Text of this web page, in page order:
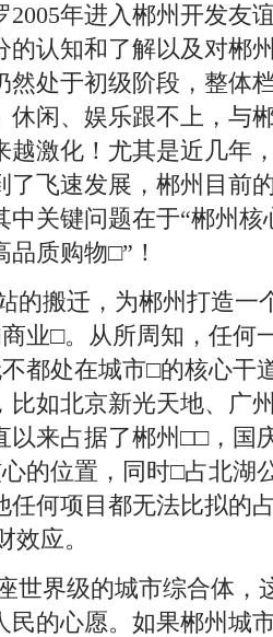
2005年进入郴州开发友
的认知和了解以及对郴
然处于初级阶段，整体
休闲、娱乐跟不上，与
越激化！尤其是近几年
了飞速发展，郴州目前
中关键问题在于“郴州
质购物□”！
的搬迁，为郴州打造一
业□。从所周知，任何
都处在城市□的核心干
比如北京新光天地、广
以来占据了郴州□□，国
的位置，同时□占北湖
任何项目都无法比拟的
应。
世界级的城市综合体，
民的心愿。如果郴州城